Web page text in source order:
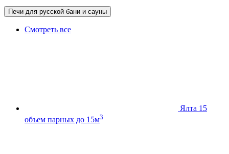
Печи для русской бани и сауны
Смотреть все
Ялта 15
объем парных до 15м3